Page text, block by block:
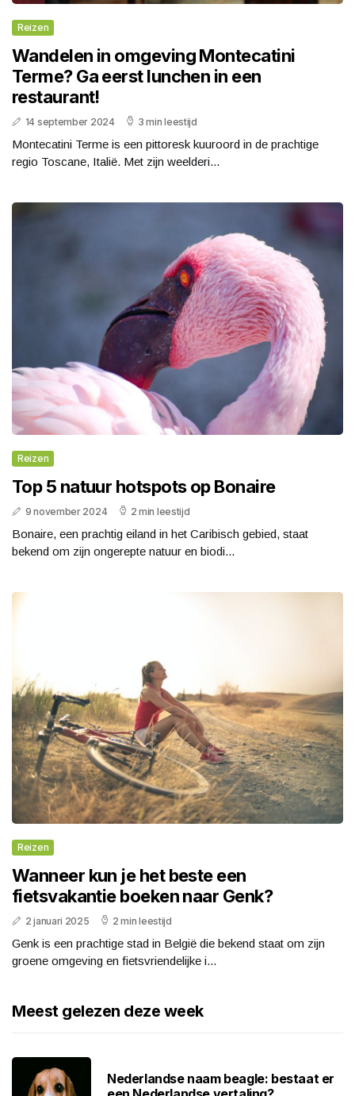
Reizen
Wandelen in omgeving Montecatini
Terme? Ga eerst lunchen in een
restaurant!
14 september 2024 3 min leestijd
Montecatini Terme is een pittoresk kuuroord in de prachtige
regio Toscane, Italië. Met zijn weelderi...
Reizen
Top 5 natuur hotspots op Bonaire
9 november 2024 2 min leestijd
Bonaire, een prachtig eiland in het Caribisch gebied, staat
bekend om zijn ongerepte natuur en biodi...
Reizen
Wanneer kun je het beste een
fietsvakantie boeken naar Genk?
2 januari 2025 2 min leestijd
Genk is een prachtige stad in België die bekend staat om zijn
groene omgeving en fietsvriendelijke i...
Meest gelezen deze week
Nederlandse naam beagle: bestaat er